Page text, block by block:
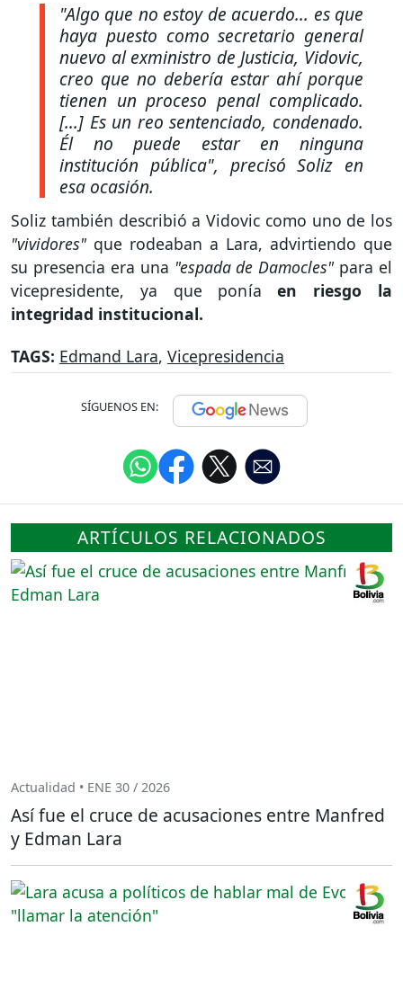
"Algo que no estoy de acuerdo... es que
haya puesto como secretario general
nuevo al exministro de Justicia, Vidovic,
creo que no debería estar ahí porque
tienen un proceso penal complicado.
[...] Es un reo sentenciado, condenado.
Él no puede estar en ninguna
institución pública", precisó Soliz en
esa ocasión.
Soliz también describió a Vidovic como uno de los
"vividores" que rodeaban a Lara, advirtiendo que
su presencia era una "espada de Damocles" para el
vicepresidente, ya que poníaen riesgo la
integridad institucional.
TAGS: Edmand Lara, Vicepresidencia
SÍGUENOS EN:
ARTÍCULOS RELACIONADOS
Actualidad • ENE 30 / 2026
Así fue el cruce de acusaciones entre Manfred
y Edman Lara